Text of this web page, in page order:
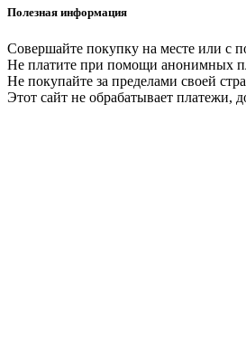
Полезная информация
Совершайте покупку на месте или
Не платите при помощи анонимных
Не покупайте за пределами своей
Этот сайт не обрабатывает платежи,